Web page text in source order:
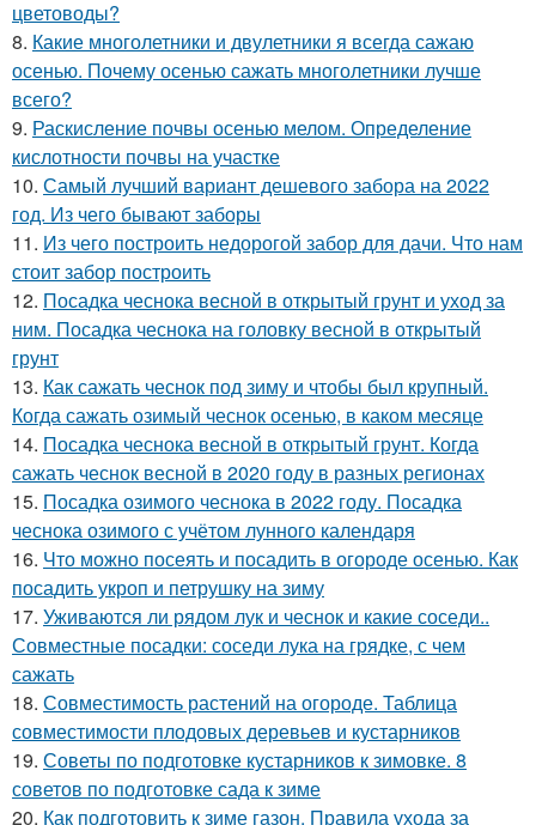
цветоводы?
8. Какие многолетники и двулетники я всегда сажаю
осенью. Почему осенью сажать многолетники лучше
всего?
9. Раскисление почвы осенью мелом. Определение
кислотности почвы на участке
10. Самый лучший вариант дешевого забора на 2022
год. Из чего бывают заборы
11. Из чего построить недорогой забор для дачи. Что нам
стоит забор построить
12. Посадка чеснока весной в открытый грунт и уход за
ним. Посадка чеснока на головку весной в открытый
грунт
13. Как сажать чеснок под зиму и чтобы был крупный.
Когда сажать озимый чеснок осенью, в каком месяце
14. Посадка чеснока весной в открытый грунт. Когда
сажать чеснок весной в 2020 году в разных регионах
15. Посадка озимого чеснока в 2022 году. Посадка
чеснока озимого с учётом лунного календаря
16. Что можно посеять и посадить в огороде осенью. Как
посадить укроп и петрушку на зиму
17. Уживаются ли рядом лук и чеснок и какие соседи..
Совместные посадки: соседи лука на грядке, с чем
сажать
18. Совместимость растений на огороде. Таблица
совместимости плодовых деревьев и кустарников
19. Советы по подготовке кустарников к зимовке. 8
советов по подготовке сада к зиме
20. Как подготовить к зиме газон. Правила ухода за